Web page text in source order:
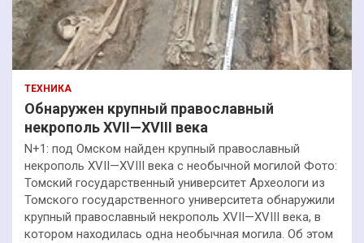
ТЕХНИКА
Обнаружен крупный православный
некрополь XVII—XVIII века
N+1: под Омском найден крупный православный
некрополь XVII—XVIII века с необычной могилой Фото:
Томский государственный университет Археологи из
Томского государственного университета обнаружили
крупный православный некрополь XVII—XVIII века, в
котором находилась одна необычная могила. Об этом